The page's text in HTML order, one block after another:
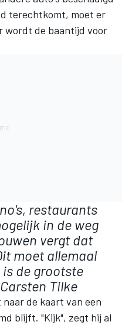
terechtkomt, moet er
wordt de baantijd voor
restaurants
in de weg
vergt dat
moet allemaal
de grootste
Carsten Tilke
de kaart van een
blijft. "Kijk", zegt hij al